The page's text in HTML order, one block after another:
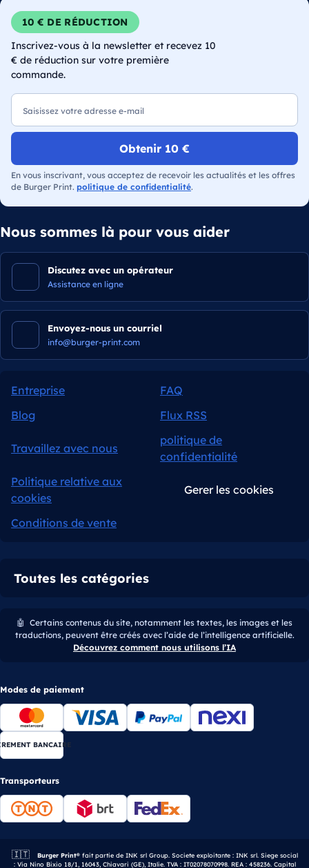
10 € DE RÉDUCTION
Inscrivez-vous à la newsletter et recevez 10
€ de réduction sur votre première
commande.
E-mail
Obtenir 10 €
En vous inscrivant, vous acceptez de recevoir les actualités et les offres
de Burger Print. politique de confidentialité.
Nous sommes là pour vous aider
Discutez avec un opérateur
Assistance en ligne
Envoyez-nous un courriel
info@burger-print.com
Entreprise
FAQ
Blog
Flux RSS
Travaillez avec nous
politique de
confidentialité
Politique relative aux
cookies
Gerer les cookies
Conditions de vente
Toutes les catégories
🤖 Certains contenus du site, notamment les textes, les images et les
traductions, peuvent être créés avec l’aide de l’intelligence artificielle.
Découvrez comment nous utilisons l’IA
Modes de paiement
BANCAIRE
Transporteurs
🇮🇹 Entreprise italienne.
Burger Print®fait partie de INK srl Group. Societe exploitante : INK srl. Siege social
: Via Nino Bixio 18/1, 16043, Chiavari (GE), Italie. TVA : IT02078070998. REA : 458236. Capital